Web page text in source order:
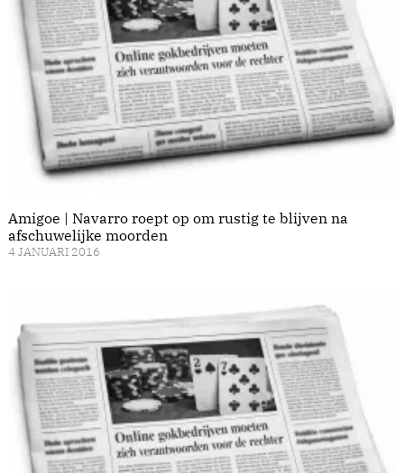
Amigoe | Navarro roept op om rustig te blijven na
afschuwelijke moorden
4 JANUARI 2016